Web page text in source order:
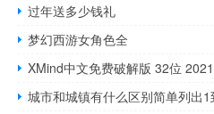
过年送多少钱礼
梦幻西游女角色全